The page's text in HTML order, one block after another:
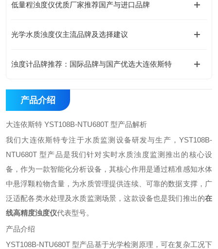
低量程浊度仪优质厂家推荐国产与进口品牌​
光学水质浊度仪主流品牌及选择建议​
浊度计品牌推荐：国际品牌与国产优选大连依斯特
产品介绍
大连依斯特 YST108B-NTU680T 型产品解析
我们大连依斯特专注于水质监测设备研发与生产，YST108B-
NTU680T 型产品是我们针对实时水质浊度监测推出的核心设
备，作为一款智能化分析设备，其核心作用是通过精准感知水体
中悬浮颗粒物含量，为水质管理提供连续、可靠的数据支撑，广
泛适配各类水处理及水质监测场景，这款设备也是我们推出的在
线高精度浊度仪代表型号。
产品介绍
YST108B-NTU680T 型产品基于光学检测原理，可在复杂工况下